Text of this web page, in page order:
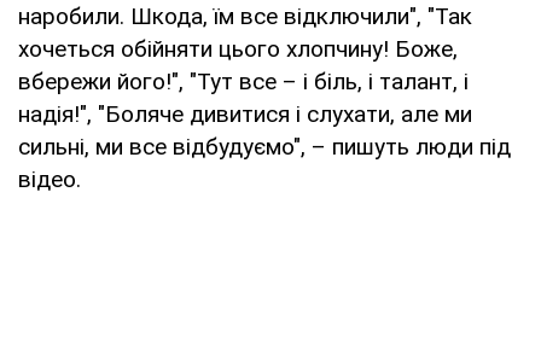
наробили. Шкода, їм все відключили", "Так
хочеться обійняти цього хлопчину! Боже,
вбережи його!", "Тут все – і біль, і талант, і
надія!", "Боляче дивитися і слухати, але ми
сильні, ми все відбудуємо", – пишуть люди під
відео.